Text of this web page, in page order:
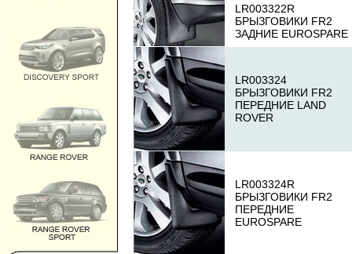
LR003322R
БРЫЗГОВИКИ FR2
ЗАДНИЕ EUROSPARE
LR003324
БРЫЗГОВИКИ FR2
ПЕРЕДНИЕ LAND
ROVER
LR003324R
БРЫЗГОВИКИ FR2
ПЕРЕДНИЕ
EUROSPARE